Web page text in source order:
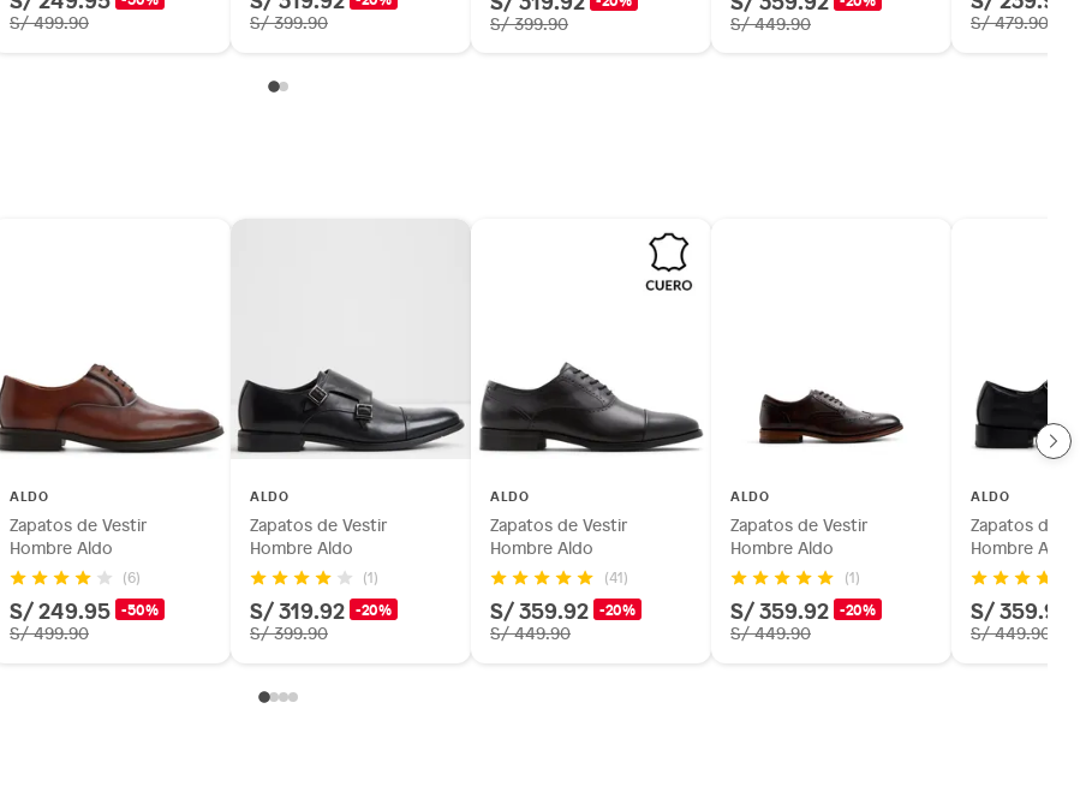
S/ 499.90 S/ 399.90 S/ 399.90 S/ 449.90 S/ 479.90
ALDO
Zapatos de Vestir
Hombre Aldo
(6)
S/ 249.95 -50%
S/ 499.90
ALDO
Zapatos de Vestir
Hombre Aldo
(1)
S/ 319.92 -20%
S/ 399.90
ALDO
Zapatos de Vestir
Hombre Aldo
(41)
S/ 359.92 -20%
S/ 449.90
ALDO
Zapatos de Vestir
Hombre Aldo
(1)
S/ 359.92 -20%
S/ 449.90
ALDO
Zapatos de
Hombre Aldo
S/ 359.92
S/ 449.90